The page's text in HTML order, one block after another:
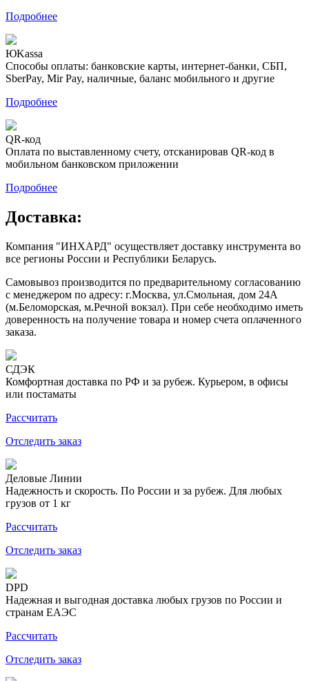
Подробнее
ЮKassa
Способы оплаты: банковские карты, интернет-банки, СБП,
SberPay, Mir Pay, наличные, баланс мобильного и другие
Подробнее
QR-код
Оплата по выставленному счету, отсканировав QR-код в
мобильном банковском приложении
Подробнее
Доставка:
Компания "ИНХАРД" осуществляет доставку инструмента во
все регионы России и Республики Беларусь.
Самовывоз производится по предварительному согласованию
с менеджером по адресу: г.Москва, ул.Смольная, дом 24А
(м.Беломорская, м.Речной вокзал). При себе необходимо иметь
доверенность на получение товара и номер счета оплаченного
заказа.
СДЭК
Комфортная доставка по РФ и за рубеж. Курьером, в офисы
или постаматы
Рассчитать
Отследить заказ
Деловые Линии
Надежность и скорость. По России и за рубеж. Для любых
грузов от 1 кг
Рассчитать
Отследить заказ
DPD
Надежная и выгодная доставка любых грузов по России и
странам ЕАЭС
Рассчитать
Отследить заказ